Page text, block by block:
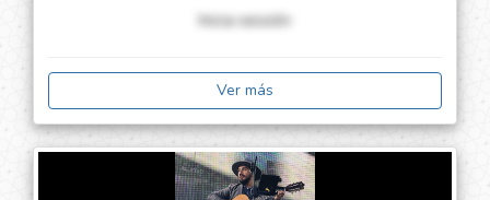
Inicia sessión
Ver más